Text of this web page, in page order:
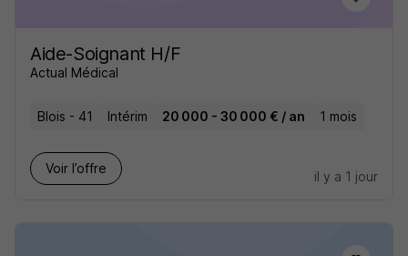
Aide-Soignant H/F
Actual Médical
Blois - 41 Intérim 20 000 - 30 000 € / an 1 mois
Voir l’offre
il y a 1 jour